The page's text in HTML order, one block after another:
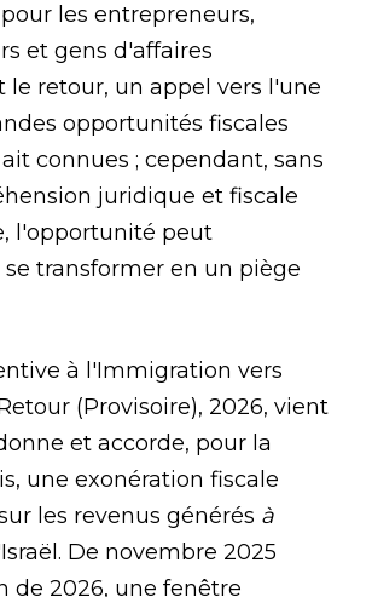
les entrepreneurs,
et gens d'affaires
le retour, un appel vers l'une
opportunités fiscales
connues ; cependant, sans
juridique et fiscale
l'opportunité peut
transformer en un piège
à l'Immigration vers
(Provisoire), 2026, vient
et accorde, pour la
une exonération fiscale
les revenus générés à
De novembre 2025
de 2026, une fenêtre